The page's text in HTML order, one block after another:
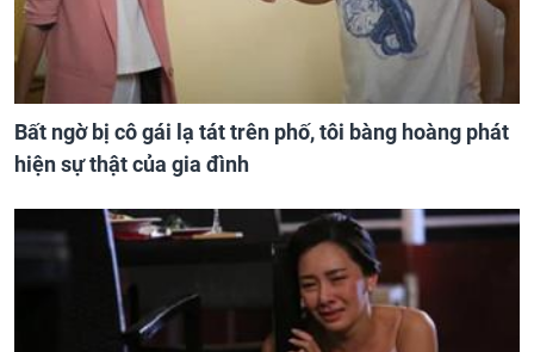
Bất ngờ bị cô gái lạ tát trên phố, tôi bàng hoàng phát
hiện sự thật của gia đình